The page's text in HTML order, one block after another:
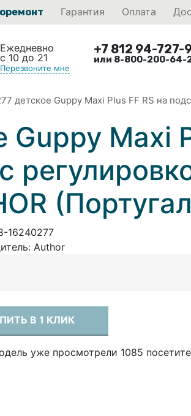
Гарантия Оплата
Ежедневно
с 10 до 21
Перезвоните мне
+7 812 94-727-
или 8-800-200-64-
детское Guppy Maxi Plus FF RS на
Maxi
16240277
Author
В 1 КЛИК
уже просмотрели 1085